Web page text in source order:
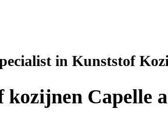
in Kunststof
kozijnen Capelle